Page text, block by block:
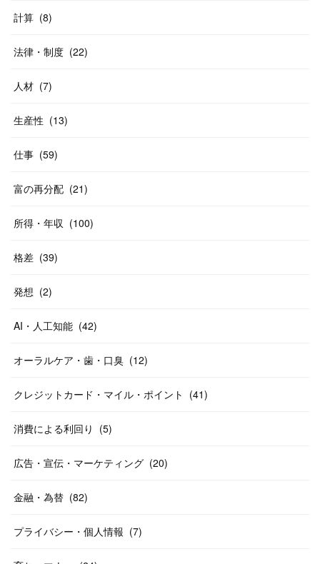
計算 (8)
法律・制度 (22)
人材 (7)
生産性 (13)
仕事 (59)
富の再分配 (21)
所得・年収 (100)
格差 (39)
発想 (2)
AI・人工知能 (42)
オーラルケア・歯・口臭 (12)
クレジットカード・マイル・ポイント (41)
消費による利回り (5)
広告・宣伝・マーケティング (20)
金融・為替 (82)
プライバシー・個人情報 (7)